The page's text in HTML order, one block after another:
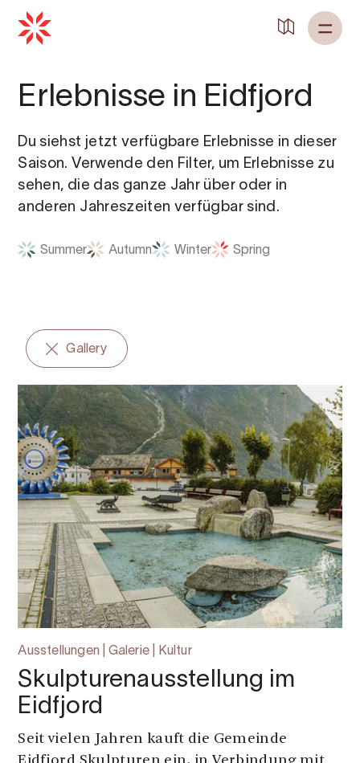
Erlebnisse in Eidfjord
Du siehst jetzt verfügbare Erlebnisse in dieser
Saison. Verwende den Filter, um Erlebnisse zu
sehen, die das ganze Jahr über oder in
anderen Jahreszeiten verfügbar sind.
Summer Autumn Winter Spring
Gallery
Ausstellungen | Galerie | Kultur
Skulpturenausstellung im
Eidfjord
Seit vielen Jahren kauft die Gemeinde